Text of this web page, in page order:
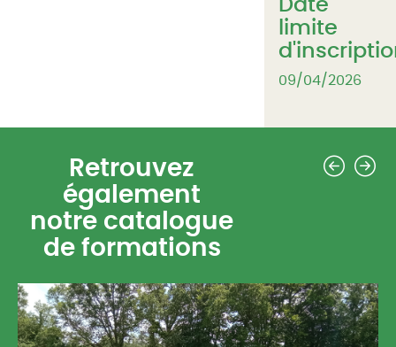
Date
limite
09/04/2026
Retrouvez
également
notre catalogue
de formations